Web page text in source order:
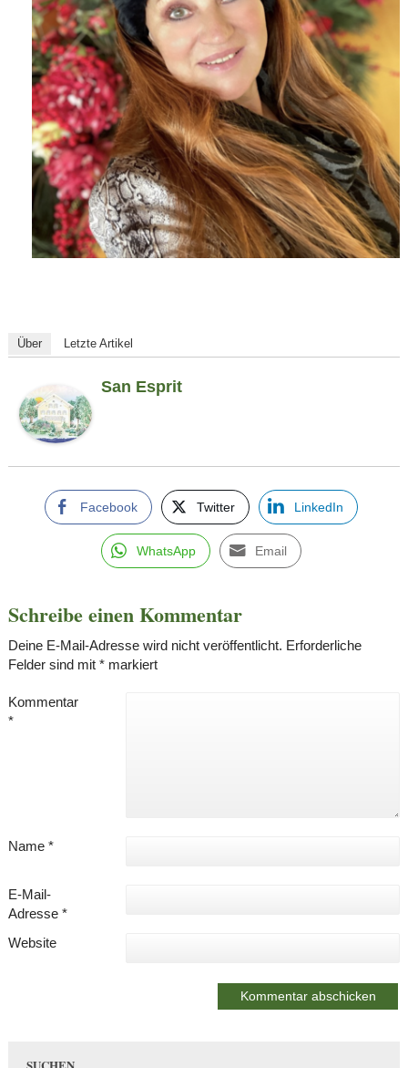
Über Letzte Artikel
San Esprit
Facebook Twitter LinkedIn
WhatsApp Email
Schreibe einen Kommentar
Deine E-Mail-Adresse wird nicht veröffentlicht. Erforderliche
Felder sind mit *markiert
Kommentar
*
Name *
E-Mail-
Adresse *
Website